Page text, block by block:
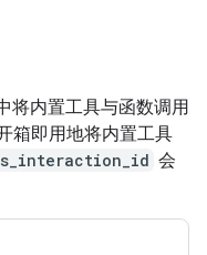
将内置工具与函数调用
箱即用地将内置工具
会